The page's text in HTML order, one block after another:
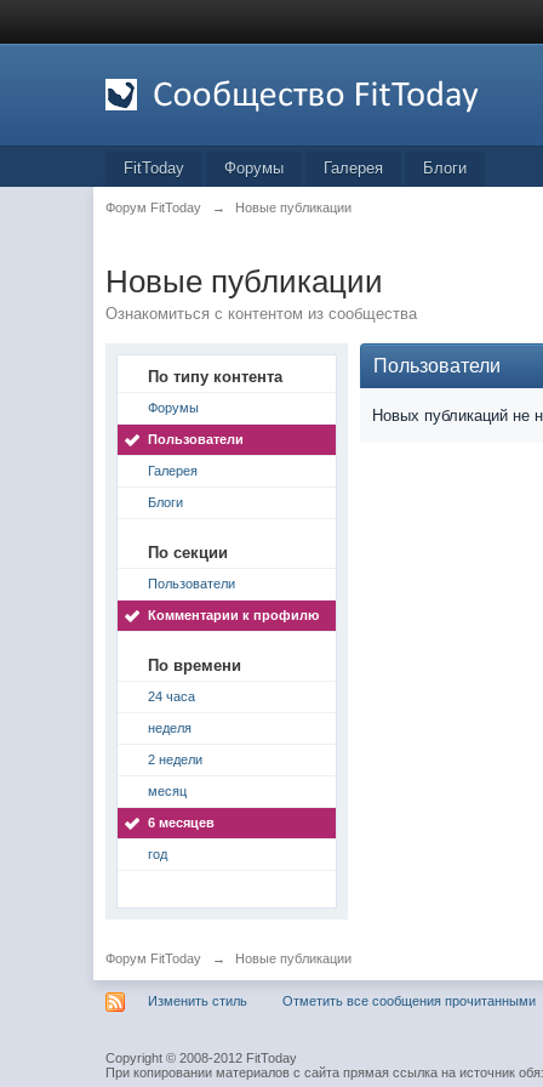
FitToday Форумы Галерея Блоги
Форум FitToday → Новые публикации
Новые публикации
Ознакомиться с контентом из сообщества
По типу контента
Форумы
Пользователи
Галерея
Блоги
По секции
Пользователи
Комментарии к профилю
По времени
24 часа
неделя
2 недели
месяц
6 месяцев
год
Пользователи
Новых публикаций не
Форум FitToday → Новые публикации
Изменить стиль Отметить все сообщения прочитанными
Copyright © 2008-2012 FitToday
При копировании материалов с сайта прямая ссылка на источник